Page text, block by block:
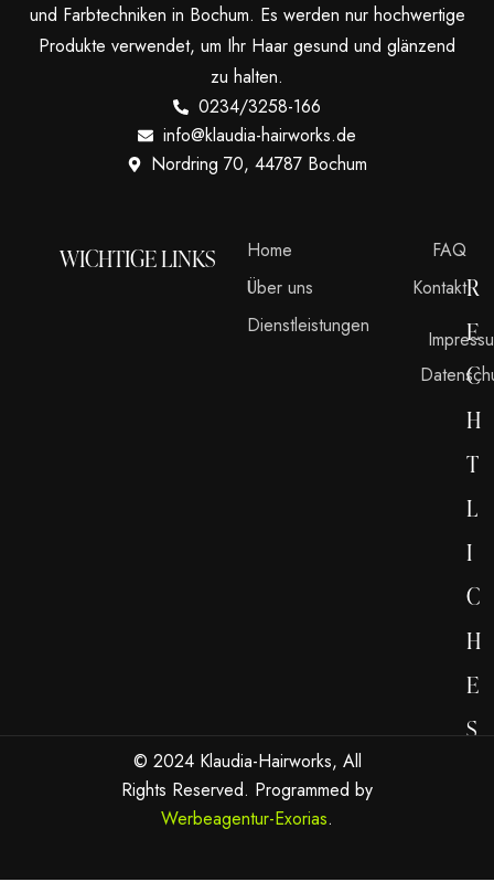
und Farbtechniken in Bochum. Es werden nur hochwertige
Produkte verwendet, um Ihr Haar gesund und glänzend
zu halten.
0234/3258-166
info@klaudia-hairworks.de
Nordring 70, 44787 Bochum
WICHTIGE LINKS
Home
Über uns
Dienstleistungen
FAQ
KontaktR
E
C
H
T
L
I
C
H
E
S
© 2024 Klaudia-Hairworks, All
Rights Reserved. Programmed by
Werbeagentur-Exorias.